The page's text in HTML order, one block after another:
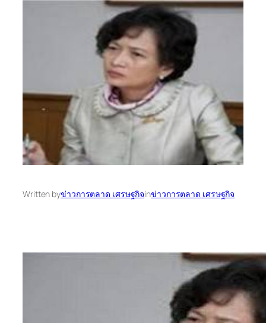
Written byข่าวการตลาด เศรษฐกิจinข่าวการตลาด เศรษฐกิจ